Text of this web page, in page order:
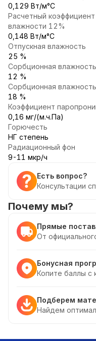
0,129 Вт/м°С
Расчетный
влажности 12%
0,148 Вт/м°С
Отпускная влажность
25 %
Сорбционная
12 %
Сорбционная
18 %
Коэффициент
0,16 мг/(м.ч.Па)
Горючесть
НГ степень
Радиационный фон
9-11 мкр/ч
Есть вопрос?
Консультации
Почему мы?
Прямые
От
Бонусная
Копите баллы с
Подберем
Найдем